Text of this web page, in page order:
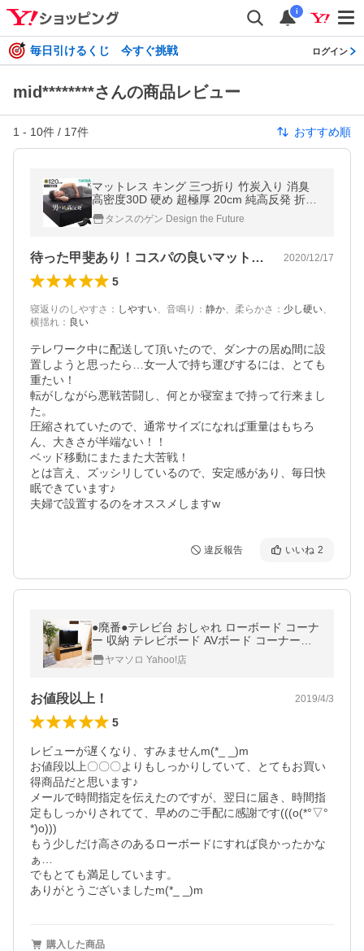
i
毎日引けるくじ 今すぐ挑戦 ログイン
mid********さんの商品レビュー
1 - 10件 / 17件 おすすめ順
マットレス キング 三つ折り 竹炭入り 消臭
高密度30D 硬め 超極厚 20cm 純高反発 折り
たたみ 高反発マットレス ベッドマットレス
高反発
タンスのゲン Design the Future
待った甲斐あり！コスパの良いマットレス 2020/12/17
5
寝返りのしやすさ ： しやすい、 音鳴り ： 静か、 柔らかさ ： 少し硬い、
横揺れ ： 良い
テレワーク中に配送して頂いたので、ダンナの居ぬ間に設
置しようと思ったら…女一人で持ち運びするには、とても
重たい！
転がしながら悪戦苦闘し、何とか寝室まで持って行来まし
た。
圧縮されていたので、通常サイズになれば重量はもちろ
ん、大きさが半端ない！！
ベッド移動にまたまた大苦戦！
とは言え、ズッシリしているので、安定感があり、毎日快
眠できています♪
夫婦で設置するのをオススメしますw
違反報告 いいね 2
●廃番●テレビ台 おしゃれ ローボード コーナ
ー 収納 テレビボード AVボード コーナーテ
レビ台 テレビラック マノン 組立品 新生活
ナチュラル ブラウン
ヤマソロ Yahoo!店
お値段以上！ 2019/4/3
5
レビューが遅くなり、すみませんm(*_ _)m
お値段以上〇〇〇よりもしっかりしていて、とてもお買い
得商品だと思います♪
メールで時間指定を伝えたのですが、翌日に届き、時間指
定もしっかりされてて、早めのご手配に感謝です(((o(*°▽°
*)o)))
もう少しだけ高さのあるローボードにすれば良かったかな
ぁ…
でもとても満足しています。
ありがとうございましたm(*_ _)m
購入した商品